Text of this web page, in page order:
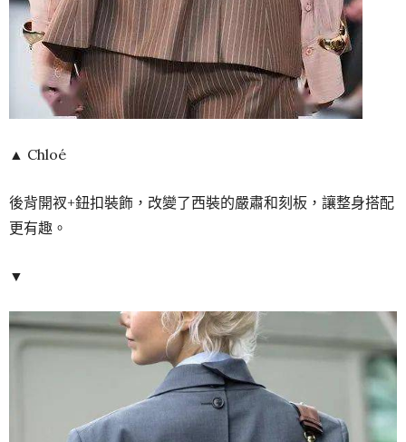
▲ Chloé
後背開衩+鈕扣裝飾，改變了西裝的嚴肅和刻板，讓整身搭配
更有趣。
▼